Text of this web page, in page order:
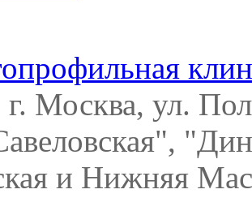
Москва, ул.
и Нижняя